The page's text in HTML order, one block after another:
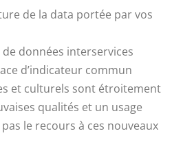
de la data portée par vos
données interservices
d’indicateur commun
et culturels sont étroitement
qualités et un usage
le recours à ces nouveaux